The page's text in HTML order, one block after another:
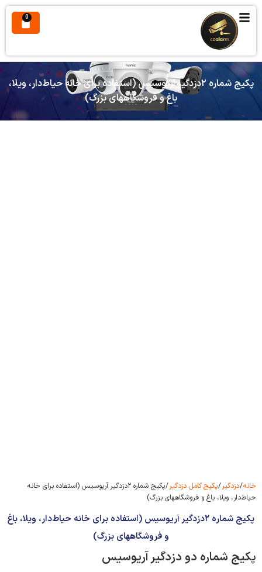
0
پکیج شماره ۲دزدگیر آریوسیس (استفاده برای خانه حیاط‌دار، ویلا،
باغ و فروشگاههای بزرگ)
خانه/دزدگیر/پکیج کامل دزدگیر
/ پکیج شماره ۲دزدگیر آریوسیس (استفاده برای خانه
حیاط‌دار، ویلا، باغ و فروشگاههای بزرگ)
پکیج شماره ۲دزدگیر آریوسیس (استفاده برای خانه حیاط‌دار، ویلا، باغ
و فروشگاههای بزرگ)
پکیج شماره دو دزدگیر آریوسیس